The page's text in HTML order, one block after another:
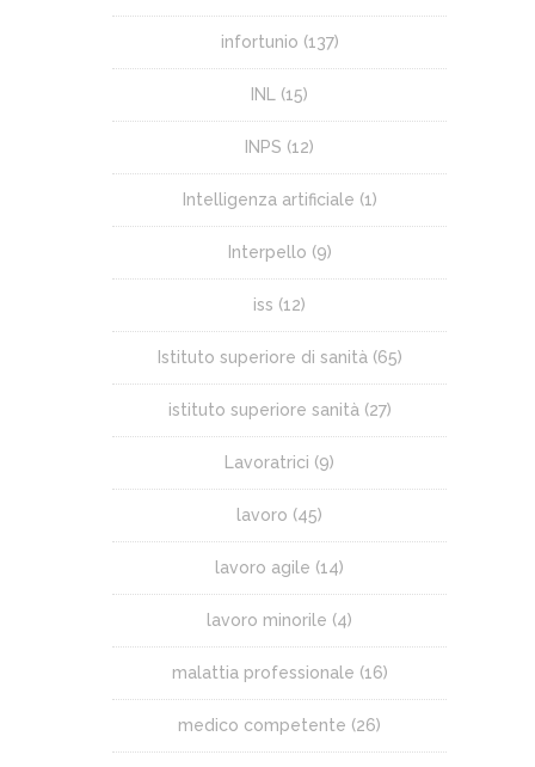
infortunio (137)
INL (15)
INPS (12)
Intelligenza artificiale (1)
Interpello (9)
iss (12)
Istituto superiore di sanità (65)
istituto superiore sanità (27)
Lavoratrici (9)
lavoro (45)
lavoro agile (14)
lavoro minorile (4)
malattia professionale (16)
medico competente (26)